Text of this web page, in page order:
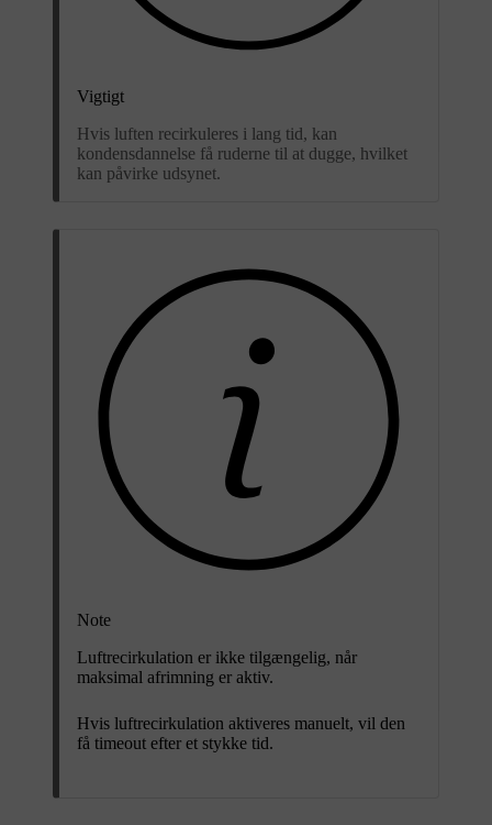
Vigtigt
Hvis luften recirkuleres i lang tid, kan
kondensdannelse få ruderne til at dugge, hvilket
kan påvirke udsynet.
Note
Luftrecirkulation er ikke tilgængelig, når
maksimal afrimning er aktiv.
Hvis luftrecirkulation aktiveres manuelt, vil den
få timeout efter et stykke tid.